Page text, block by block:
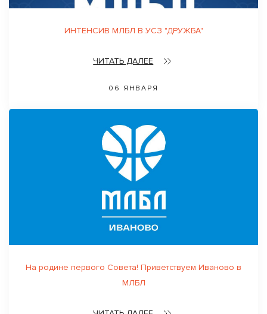
ИНТЕНСИВ МЛБЛ В УСЗ "ДРУЖБА"
ЧИТАТЬ ДАЛЕЕ
06 ЯНВАРЯ
На родине первого Совета! Приветствуем Иваново в
МЛБЛ